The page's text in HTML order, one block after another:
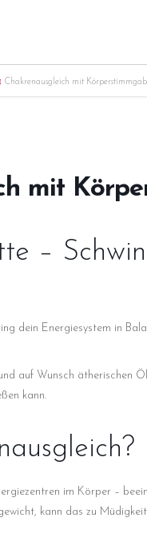
Chakrenausgleich mit
mit
–
dein Energiesystem in
auf Wunsch ätherischen
kann.
im Körper –
kann das zu